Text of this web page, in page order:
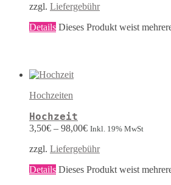
zzgl. Liefergebühr
Details Dieses Produkt weist
Hochzeiten
Hochzeit
3,50€ – 98,00€ Inkl. 19% MwSt
zzgl. Liefergebühr
Details Dieses Produkt weist